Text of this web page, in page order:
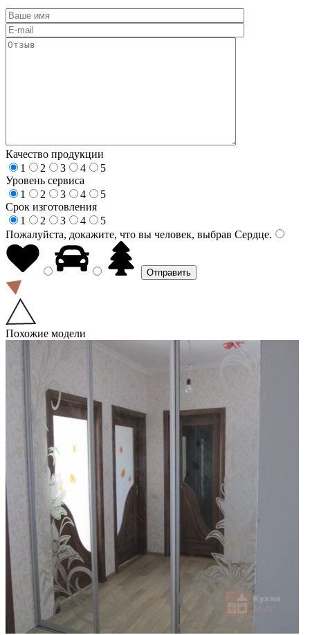
Качество продукции
1
2 3 4
5
Уровень сервиса
1
2 3 4
5
Срок изготовления
1
2 3 4
5
Пожалуйста, докажите, что вы человек, выбрав Сердце.
Похожие модели